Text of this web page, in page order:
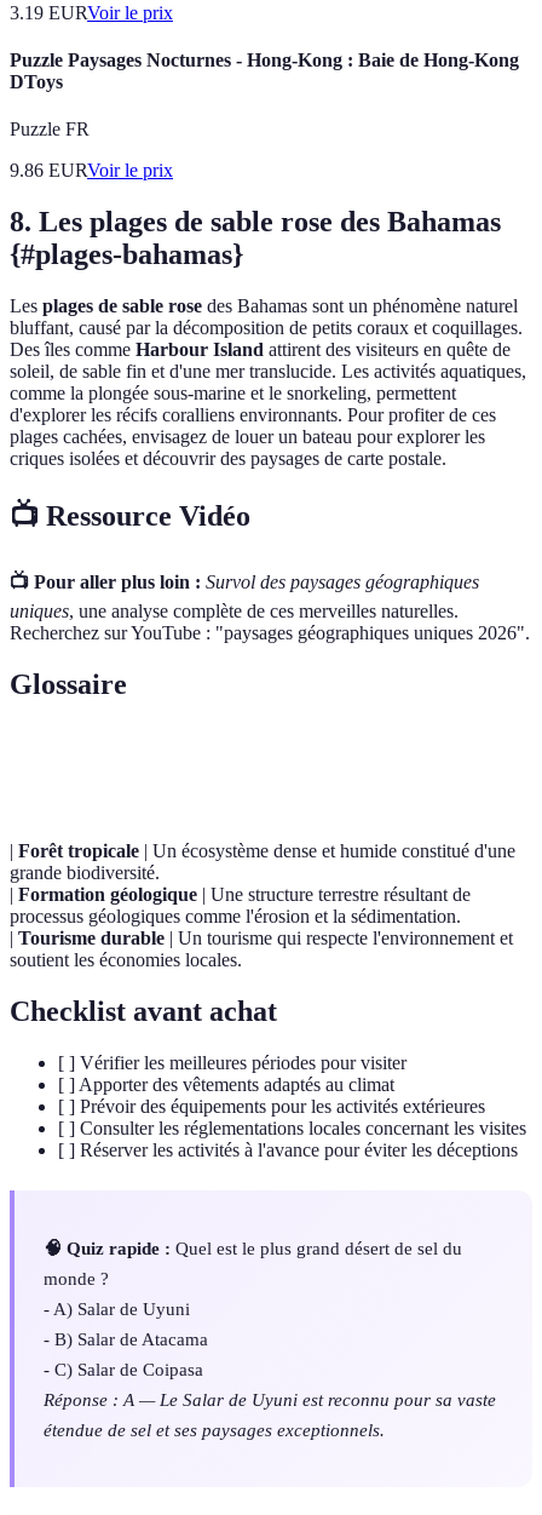
3.19 EURVoir le prix
Puzzle Paysages Nocturnes - Hong-Kong : Baie de Hong-Kong
DToys
Puzzle FR
9.86 EURVoir le prix
8. Les plages de sable rose des Bahamas
{#plages-bahamas}
Les plages de sable rose des Bahamas sont un phénomène naturel
bluffant, causé par la décomposition de petits coraux et coquillages.
Des îles comme Harbour Island attirent des visiteurs en quête de
soleil, de sable fin et d'une mer translucide. Les activités aquatiques,
comme la plongée sous-marine et le snorkeling, permettent
d'explorer les récifs coralliens environnants. Pour profiter de ces
plages cachées, envisagez de louer un bateau pour explorer les
criques isolées et découvrir des paysages de carte postale.
📺 Ressource Vidéo
📺 Pour aller plus loin : Survol des paysages géographiques
uniques, une analyse complète de ces merveilles naturelles.
Recherchez sur YouTube : "paysages géographiques uniques 2026".
Glossaire
| Forêt tropicale | Un écosystème dense et humide constitué d'une
grande biodiversité.
| Formation géologique | Une structure terrestre résultant de
processus géologiques comme l'érosion et la sédimentation.
| Tourisme durable | Un tourisme qui respecte l'environnement et
soutient les économies locales.
Checklist avant achat
[ ] Vérifier les meilleures périodes pour visiter
[ ] Apporter des vêtements adaptés au climat
[ ] Prévoir des équipements pour les activités extérieures
[ ] Consulter les réglementations locales concernant les visites
[ ] Réserver les activités à l'avance pour éviter les déceptions
🧠 Quiz rapide : Quel est le plus grand désert de sel du
monde ?
- A) Salar de Uyuni
- B) Salar de Atacama
- C) Salar de Coipasa
Réponse : A — Le Salar de Uyuni est reconnu pour sa vaste
étendue de sel et ses paysages exceptionnels.